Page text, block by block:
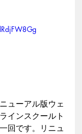
ューアル版ウェ
インスクールト
回です。リニュ